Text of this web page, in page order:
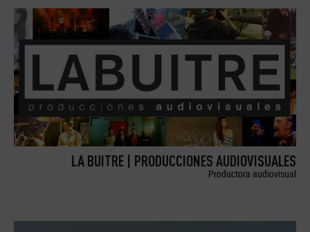
LA BUITRE | PRODUCCIONES AUDIOVISUALES
Productora audiovisual